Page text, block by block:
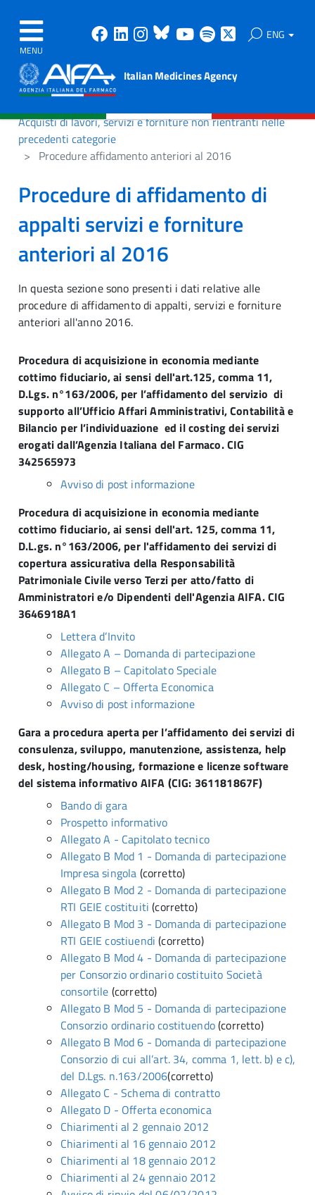
MENU
Facebook
Linkedin
Instagram
Bluesky
Youtube
Spotify ENG
Italian Medicines Agency
Acquisti di lavori, servizi e forniture non rientranti nelle
precedenti categorie
Procedure affidamento anteriori al 2016
Procedure di affidamento di
appalti servizi e forniture
anteriori al 2016
In questa sezione sono presenti i dati relative alle
procedure di affidamento di appalti, servizi e forniture
anteriori all'anno 2016.
Procedura di acquisizione in economia mediante
cottimo fiduciario, ai sensi dell'art.125, comma 11,
D.Lgs. n°163/2006, per l’affidamento del servizio di
supporto all’Ufficio Affari Amministrativi, Contabilità e
Bilancio per l’individuazione ed il costing dei servizi
erogati dall’Agenzia Italiana del Farmaco. CIG
342565973
Avviso di post informazione
Procedura di acquisizione in economia mediante
cottimo fiduciario, ai sensi dell'art. 125, comma 11,
D.L.gs. n°163/2006, per l'affidamento dei servizi di
copertura assicurativa della Responsabilità
Patrimoniale Civile verso Terzi per atto/fatto di
Amministratori e/o Dipendenti dell'Agenzia AIFA. CIG
3646918A1
Lettera d’Invito
Allegato A – Domanda di partecipazione
Allegato B – Capitolato Speciale
Allegato C – Offerta Economica
Avviso di post informazione
Gara a procedura aperta per l’affidamento dei servizi di
consulenza, sviluppo, manutenzione, assistenza, help
desk, hosting/housing, formazione e licenze software
del sistema informativo AIFA (CIG: 361181867F)
Bando di gara
Prospetto informativo
Allegato A - Capitolato tecnico
Allegato B Mod 1 - Domanda di partecipazione
Impresa singola (corretto)
Allegato B Mod 2 - Domanda di partecipazione
RTI GEIE costituiti (corretto)
Allegato B Mod 3 - Domanda di partecipazione
RTI GEIE costiuendi (corretto)
Allegato B Mod 4 - Domanda di partecipazione
per Consorzio ordinario costituito Società
consortile (corretto)
Allegato B Mod 5 - Domanda di partecipazione
Consorzio ordinario costituendo(corretto)
Allegato B Mod 6 - Domanda di partecipazione
Consorzio di cui all’art. 34, comma 1, lett. b) e c),
del D.Lgs. n.163/2006(corretto)
Allegato C - Schema di contratto
Allegato D - Offerta economica
Chiarimenti al 2 gennaio 2012
Chiarimenti al 16 gennaio 2012
Chiarimenti al 18 gennaio 2012
Chiarimenti al 24 gennaio 2012